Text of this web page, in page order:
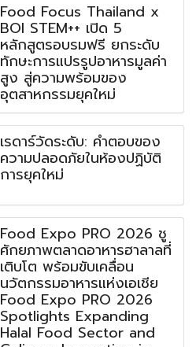
Food Focus Thailand x
BOI STEM++ เปิด 5
หลักสูตรอบรมฟรี ยกระดับ
ทักษะการแปรรูปอาหารมูลค่า
สูง สู่ความพร้อมของ
อุตสาหกรรมยุคใหม่
เรดาร์วัดระดับ: คำตอบของ
ความปลอดภัยในห้องปฏิบัติ
การยุคใหม่
Food Expo PRO 2026 ชู
ศักยภาพตลาดอาหารฮาลาลที่
เติบโต พร้อมขับเคลื่อน
นวัตกรรมอาหารแห่งเอเชีย
Food Expo PRO 2026
Spotlights Expanding
Halal Food Sector and